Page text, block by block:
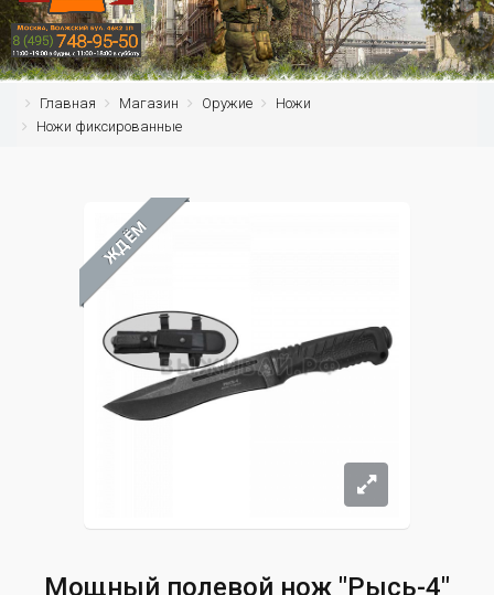
Главная Магазин Оружие
Ножи
Ножи фиксированные
ЖДЁМ
Мощный полевой нож "Рысь-4"